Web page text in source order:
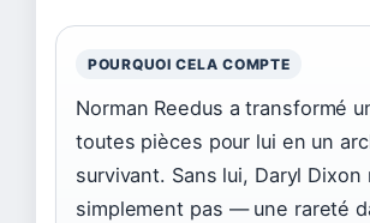
POURQUOI CELA COMPTE
Norman Reedus a transformé
toutes pièces pour lui en un
survivant. Sans lui, Daryl Dixon
simplement pas — une rareté